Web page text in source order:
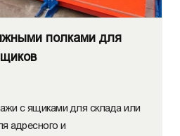
полками для
с ящиками для склада или
адресного и